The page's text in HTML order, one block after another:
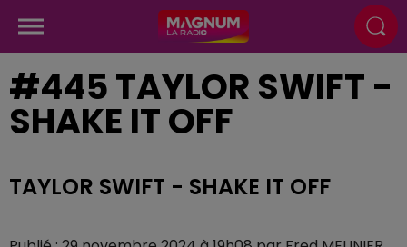
#445 TAYLOR SWIFT -
SHAKE IT OFF
TAYLOR SWIFT - SHAKE IT OFF